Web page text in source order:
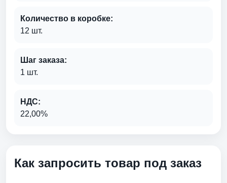
Количество в коробке:
12 шт.
Шаг заказа:
1 шт.
НДС:
22,00%
Как запросить товар под заказ